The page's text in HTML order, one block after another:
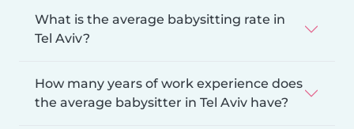
What is the average babysitting rate in
Tel Aviv?
How many years of work experience does
the average babysitter in Tel Aviv have?